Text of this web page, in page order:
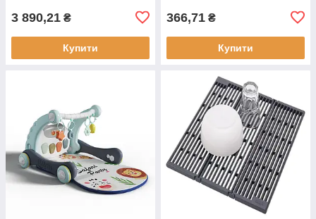
3 890,21 ₴
Купити
366,71 ₴
Купити